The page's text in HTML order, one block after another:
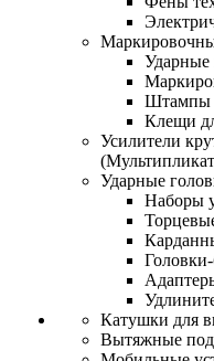
Ударные
Штампы
Клещи
Усилители
Ударные
Наборы
Катушки для
Вытяжные